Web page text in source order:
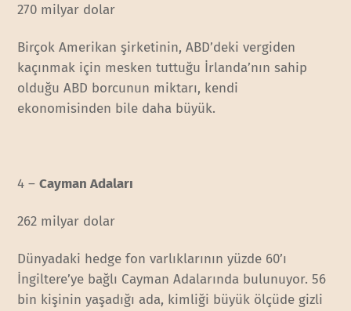
270 milyar dolar
Birçok Amerikan şirketinin, ABD’deki vergiden
kaçınmak için mesken tuttuğu İrlanda’nın sahip
olduğu ABD borcunun miktarı, kendi
ekonomisinden bile daha büyük.
4 –Cayman Adaları
262 milyar dolar
Dünyadaki hedge fon varlıklarının yüzde 60’ı
İngiltere’ye bağlı Cayman Adalarında bulunuyor. 56
bin kişinin yaşadığı ada, kimliği büyük ölçüde gizli